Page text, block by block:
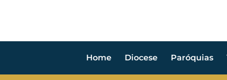
Home Diocese Paróquias